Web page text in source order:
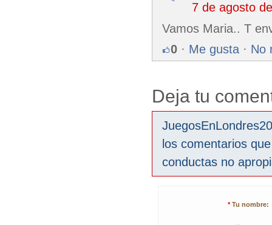
7 de agosto
Vamos Maria.. T
0 · Me gusta · No
Deja tu
los comentarios
conductas no
* Tu nombre: